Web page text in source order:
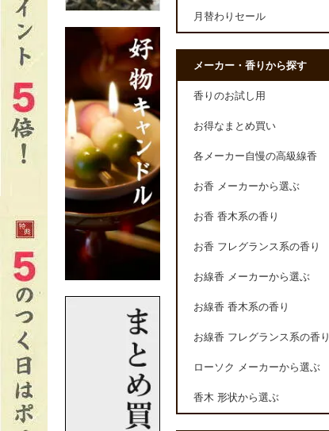
月替わりセール
メーカー・香りから探す
香りのお試し用
お得なまとめ買い
各メーカー自慢の高級線香
お香 メーカーから選ぶ
お香 香木系の香り
お香 フレグランス系の香り
お線香 メーカーから選ぶ
お線香 香木系の香り
お線香 フレグランス系の香り
ローソク メーカーから選ぶ
香木 形状から選ぶ